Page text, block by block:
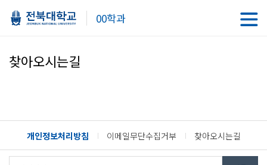
00학과
찾아오시는길
개인정보처리방침 이메일무단수집거부 찾아오시는길